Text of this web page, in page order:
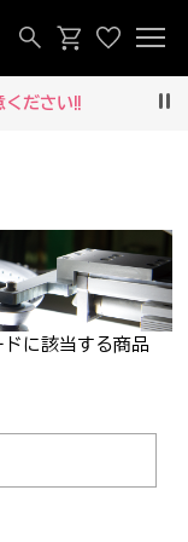
ください‼
に該当する商品